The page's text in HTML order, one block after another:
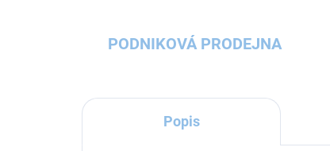
PODNIKOVÁ PRODEJNA
Popis